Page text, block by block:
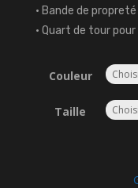
• Bande de propreté
• Quart de tour
Couleur
Taille